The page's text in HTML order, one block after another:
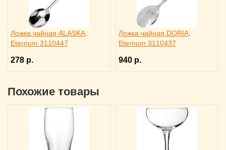
Ложка чайная ALASKA,
Eternum 3110447
278 р.
Ложка чайная DORIA,
Eternum 3110437
940 р.
Похожие товары